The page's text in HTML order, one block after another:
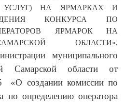
УСЛУГ) НА ЯРМАРКАХ И
КОНКУРСА ПО
ЯРМАРОК НА
ОБЛАСТИ»,
муниципального
Самарской области от
создании комиссии по
по определению оператора